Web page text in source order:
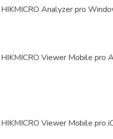
Analyzer pro
Viewer Mobile pro
Viewer Mobile pro